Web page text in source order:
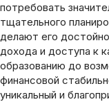
потребовать
тщательного
делают его
дохода и доступа к
образованию до
финансовой
уникальный и